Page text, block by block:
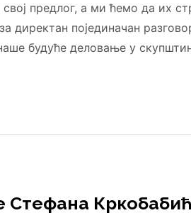
свој предлог, а ми ћемо да их
директан појединачан
будуће деловање у
Стефана